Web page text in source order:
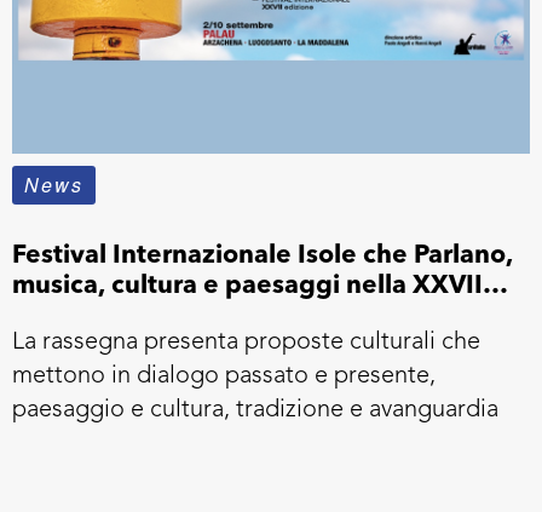
News
Festival Internazionale Isole che Parlano,
musica, cultura e paesaggi nella XXVII
La rassegna presenta proposte culturali che
mettono in dialogo passato e presente,
paesaggio e cultura, tradizione e avanguardia